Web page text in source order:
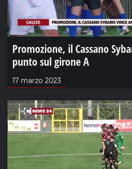
Promozione, il Cassano
punto sul girone A
17 marzo 2023